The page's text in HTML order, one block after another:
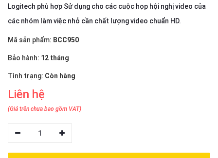
Logitech phù hợp Sử dụng cho các cuộc họp hội nghị video của
các nhóm làm việc nhỏ cần chất lượng video chuẩn HD.
Mã sản phẩm: BCC950
Bảo hành: 12 tháng
Tình trạng: Còn hàng
Liên hệ
(Giá trên chưa bao gồm VAT)
1
Tin
tức
hệ
Giới
thiệu
NGỮ